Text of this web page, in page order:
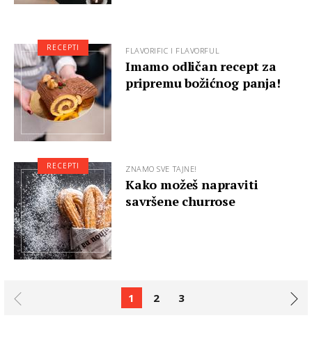
FLAVORIFIC I FLAVORFUL
Imamo odličan recept za
pripremu božićnog panja!
RECEPTI
ZNAMO SVE TAJNE!
Kako možeš napraviti
savršene churrose
RECEPTI
1 2 3